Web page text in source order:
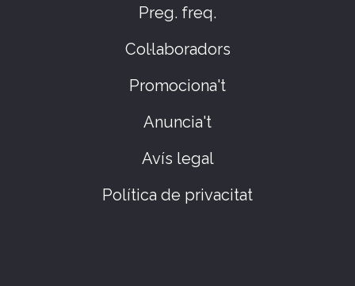
Preg. freq.
Col·laboradors
Promociona't
Anuncia't
Avís legal
Política de privacitat